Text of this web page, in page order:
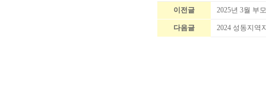
이전글 2025년 3월 부
다음글 2024 성동지역